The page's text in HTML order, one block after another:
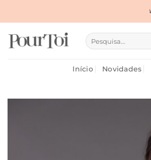
Pesquisar
por:
Início Novidades